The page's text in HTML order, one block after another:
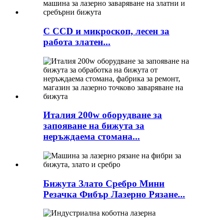
С CCD и микроскоп, лесен за
работа златен...
Италия 200w оборудване за
запояване на бижута за
неръждаема стомана...
Бижута Злато Сребро Мини
Резачка Фибър Лазерно Рязане...